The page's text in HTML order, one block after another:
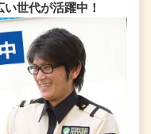
世代が活躍中！